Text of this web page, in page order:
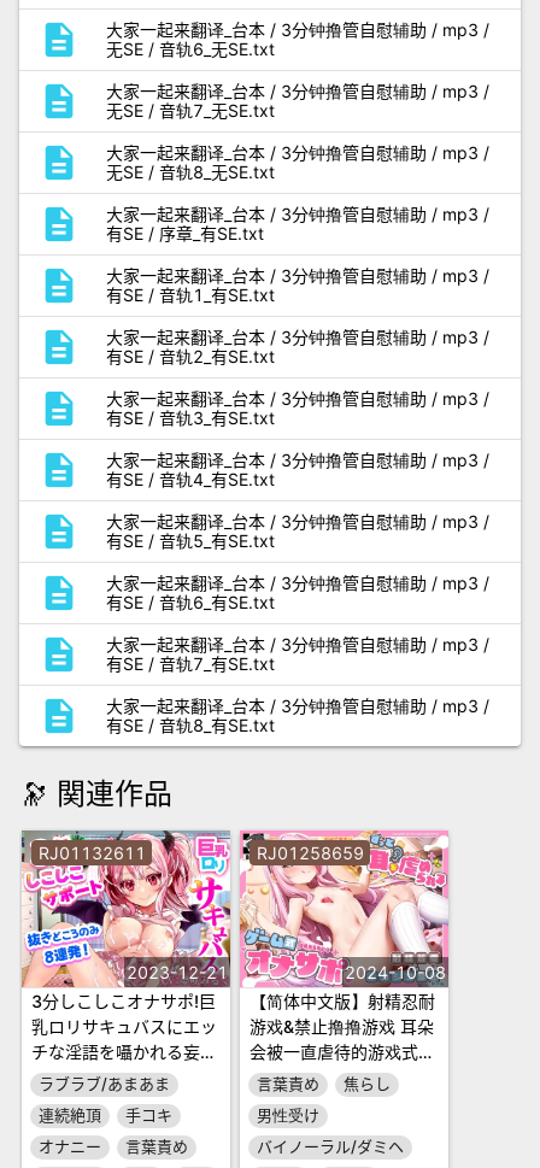
description
大家一起来翻译_台本 / 3分钟撸管自慰辅助 / mp3 /
无SE / 音轨6_无SE.txt
description
大家一起来翻译_台本 / 3分钟撸管自慰辅助 / mp3 /
无SE / 音轨7_无SE.txt
description
大家一起来翻译_台本 / 3分钟撸管自慰辅助 / mp3 /
无SE / 音轨8_无SE.txt
description
大家一起来翻译_台本 / 3分钟撸管自慰辅助 / mp3 /
有SE / 序章_有SE.txt
description
大家一起来翻译_台本 / 3分钟撸管自慰辅助 / mp3 /
有SE / 音轨1_有SE.txt
description
大家一起来翻译_台本 / 3分钟撸管自慰辅助 / mp3 /
有SE / 音轨2_有SE.txt
description
大家一起来翻译_台本 / 3分钟撸管自慰辅助 / mp3 /
有SE / 音轨3_有SE.txt
description
大家一起来翻译_台本 / 3分钟撸管自慰辅助 / mp3 /
有SE / 音轨4_有SE.txt
description
大家一起来翻译_台本 / 3分钟撸管自慰辅助 / mp3 /
有SE / 音轨5_有SE.txt
description
大家一起来翻译_台本 / 3分钟撸管自慰辅助 / mp3 /
有SE / 音轨6_有SE.txt
description
大家一起来翻译_台本 / 3分钟撸管自慰辅助 / mp3 /
有SE / 音轨7_有SE.txt
description
大家一起来翻译_台本 / 3分钟撸管自慰辅助 / mp3 /
有SE / 音轨8_有SE.txt
🔭 関連作品
RJ01132611
2023-12-21
3分しこしこオナサポ!巨
乳ロリサキュバスにエッ
チな淫語を囁かれる妄想
オナサポ音声!時間の無
い人向け抜きどころのみ
8連発!
ラブラブ/あまあま
連続絶頂
手コキ
オナニー
言葉責め
RJ01258659
2024-10-08
【简体中文版】射精忍耐
游戏&禁止撸撸游戏 耳朵
会被一直虐待的游戏式自
慰辅助
言葉責め
焦らし
男性受け
バイノーラル/ダミヘ